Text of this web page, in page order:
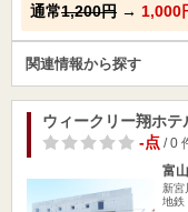
通常1,200円 → 1,000
関連情報から探す
ウィークリー翔ホテ
-点/ 0
富
新宮
地鉄